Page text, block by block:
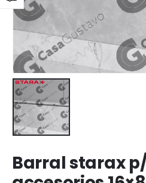
Barral starax